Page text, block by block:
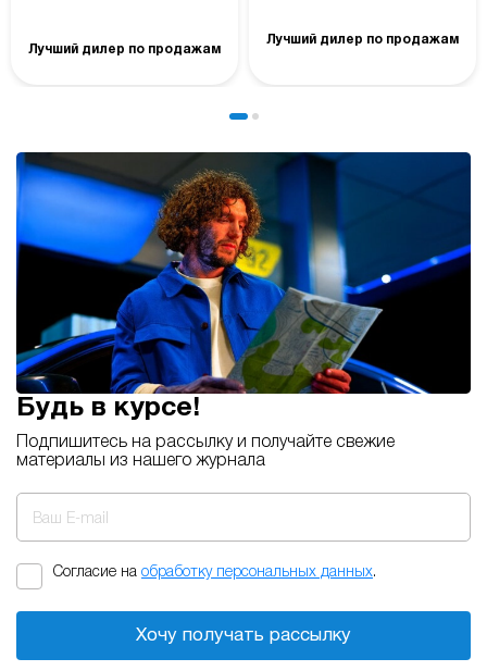
Лучший дилер по продажам
Лучший дилер по продажам
Будь в курсе!
Подпишитесь на рассылку и получайте свежие
материалы из нашего журнала
Ваш E-mail
Согласие на обработку персональных данных.
Хочу получать рассылку